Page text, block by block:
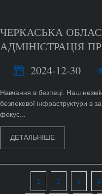
ЧЕРКАСЬКА
АДМІНІСТРАЦІЯ
2024-12-30
Навчання в безпеці. Наш
безпекової інфраструктури в
фокус...
ДЕТАЛЬНІШЕ
1 2 3 4